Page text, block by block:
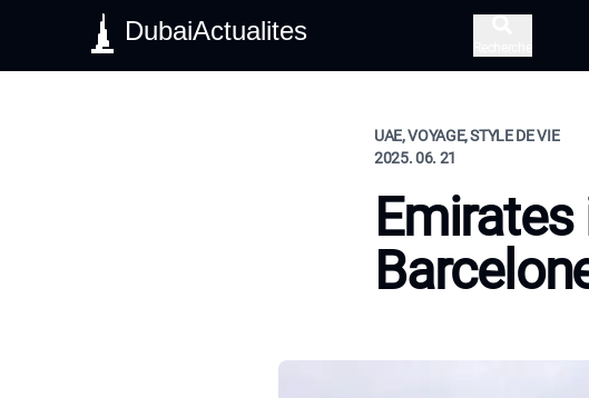
DubaiActualites
UAE, VOYAGE, STYLE DE VIE
2025. 06. 21